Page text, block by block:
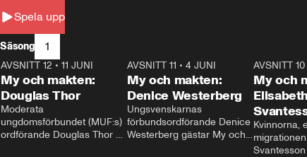
Spela upp
Säsong 1
26:27
AVSNITT 12 • 11 JUNI
My och makten:
Douglas Thor
Moderata
ungdomsförbundet (MUF:s)
ordförande Douglas Thor
23:40
AVSNITT 11 •4 JUNI
My och makten:
Denice Westerberg
Ungsvenskarnas
förbundsordförande Denice
Westerberg gästar My och
AVSNITT 10
My och
Elisabeth
Kvinnorna,